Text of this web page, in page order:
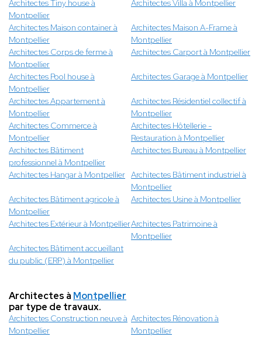
Architectes Tiny house à
Montpellier
Architectes Villa à Montpellier
Architectes Maison container à
Montpellier
Architectes Maison A-Frame à
Montpellier
Architectes Corps de ferme à
Montpellier
Architectes Carport à Montpellier
Architectes Pool house à
Montpellier
Architectes Garage à Montpellier
Architectes Appartement à
Montpellier
Architectes Résidentiel collectif à
Montpellier
Architectes Commerce à
Montpellier
Architectes Hôtellerie -
Restauration à Montpellier
Architectes Bâtiment
professionnel à Montpellier
Architectes Bureau à Montpellier
Architectes Hangar à Montpellier Architectes Bâtiment industriel à
Montpellier
Architectes Bâtiment agricole à
Montpellier
Architectes Usine à Montpellier
Architectes Extérieur à MontpellierArchitectes Patrimoine à
Montpellier
Architectes Bâtiment accueillant
du public (ERP) à Montpellier
Architectes à Montpellier
par type de travaux.
Architectes Construction neuve à
Montpellier
Architectes Rénovation à
Montpellier